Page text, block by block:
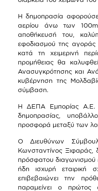
Η δημοπρασία
αερίου άνω των
αποθήκευσή του,
εφοδιασμού της αγοράς
κατά τη χειμερινή
προμήθειας θα
Ανασυγκρότησης και
κυβέρνηση της
σύμβαση.
Η ΔΕΠΑ Εμπορίας Α.Ε.
δημοπρασίας,
προσφορά μεταξύ των
Ο Διευθύνων
Κωνσταντίνος
πρόσφατου διαγωνισμού
ήδη ισχυρή εταιρική
επιβεβαιώνει την
παραμείνει ο πρώτος